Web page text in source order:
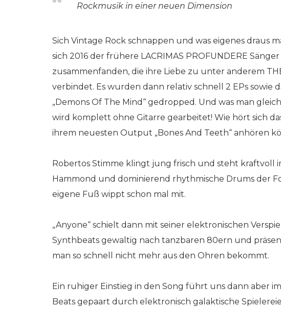
Rockmusik in einer neuen Dimension
Sich Vintage Rock schnappen und was eigenes draus
sich 2016 der frühere LACRIMAS PROFUNDERE
zusammenfanden, die ihre Liebe zu unter anderem
verbindet. Es wurden dann relativ schnell 2 EPs sowie
„Demons Of The Mind“ gedropped. Und was man
wird komplett ohne Gitarre gearbeitet! Wie hört sich
ihrem neuesten Output „Bones And Teeth“ anhören
Robertos Stimme klingt jung frisch und steht kraftvoll
Hammond und dominierend rhythmische Drums der
eigene Fuß wippt schon mal mit.
„Anyone“ schielt dann mit seiner elektronischen
Synthbeats gewaltig nach tanzbaren 80ern und
man so schnell nicht mehr aus den Ohren bekommt.
Ein ruhiger Einstieg in den Song führt uns dann aber
Beats gepaart durch elektronisch galaktische